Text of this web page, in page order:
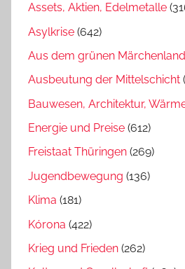
Assets, Aktien, Edelmetalle
Asylkrise (642)
Aus dem grünen Märchenland
Ausbeutung der Mittelschicht
Bauwesen, Architektur,
Energie und Preise (612)
Freistaat Thüringen (269)
Jugendbewegung (136)
Klima (181)
Kórona (422)
Krieg und Frieden (262)